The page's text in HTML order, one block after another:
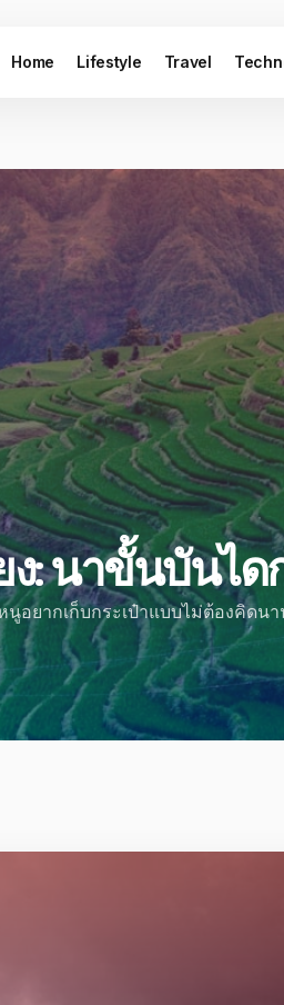
Home Lifestyle Travel
าขั้นบันไดกล
ระเป๋าแบบไม่ต้องคิดนาน บ้านป่า